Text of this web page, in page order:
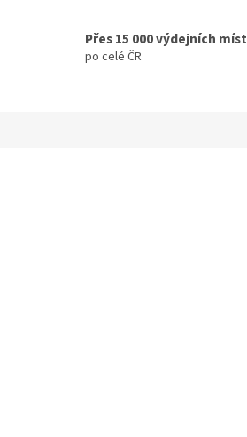
Přes 15 000 výdejních míst
po celé ČR